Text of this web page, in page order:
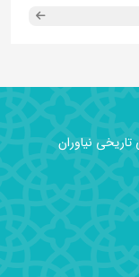
نیاوران